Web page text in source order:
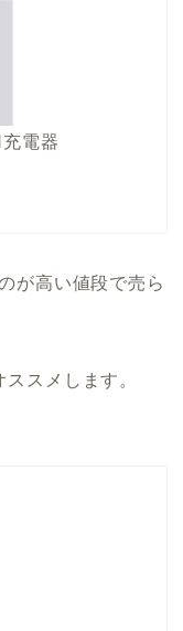
電器
が高い値段で売ら
スメします。